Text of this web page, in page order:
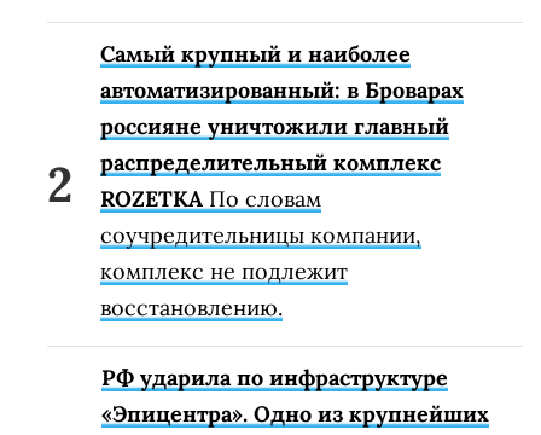
Самый крупный и наиболее
автоматизированный: в Броварах
россияне уничтожили главный
распределительный комплекс
ROZETKA По словам
соучредительницы компании,
комплекс не подлежит
восстановлению.
РФ ударила по инфраструктуре
«Эпицентра». Одно из крупнейших